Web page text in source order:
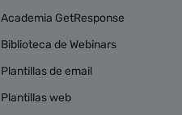
Academia GetResponse
Biblioteca de Webinars
Plantillas de email
Plantillas web